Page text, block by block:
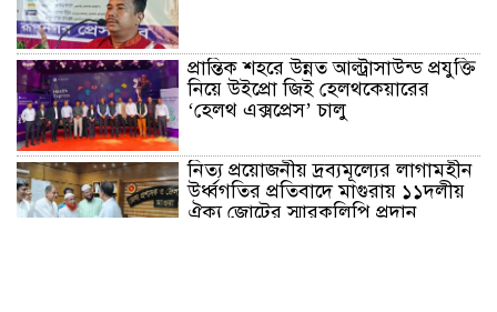
প্রান্তিক শহরে উন্নত আল্ট্রাসাউন্ড প্রযুক্তি
নিয়ে উইপ্রো জিই হেলথকেয়ারের
‘হেলথ এক্সপ্রেস’ চালু
নিত্য প্রয়োজনীয় দ্রব্যমূল্যের লাগামহীন
উর্ধ্বগতির প্রতিবাদে মাগুরায় ১১দলীয়
ঐক্য জোটের স্মারকলিপি প্রদান